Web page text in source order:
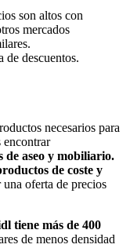
son altos con
mercados
de descuentos.
necesarios para
encontrar
de aseo y mobiliario.
de coste y
oferta de precios
tiene más de 400
de menos densidad